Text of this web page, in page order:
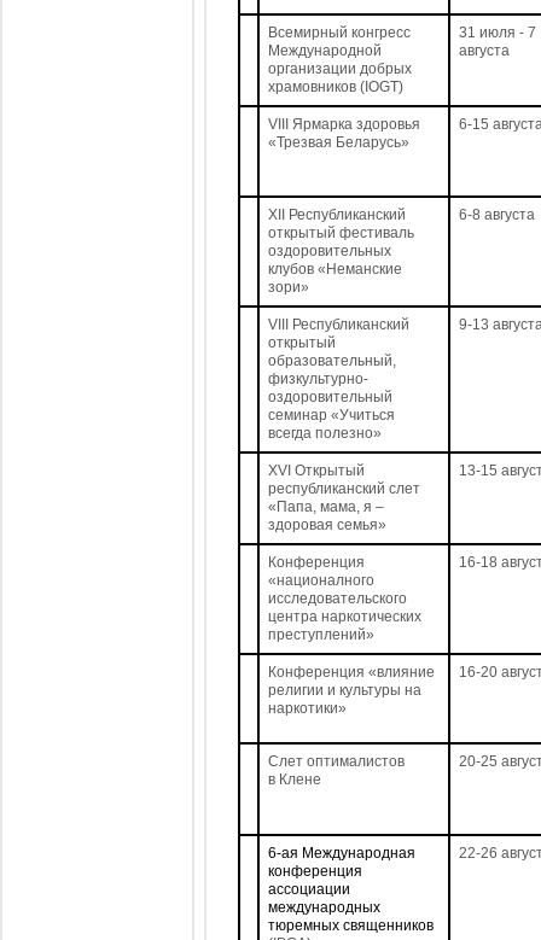
Всемирный конгресс
Международной
организации добрых
храмовников (IOGT)
31 июля - 7
августа
VIII Ярмарка здоровья
«Трезвая Беларусь»
6-15
XII Республиканский
открытый фестиваль
оздоровительных
клубов «Неманские
зори»
6-8 августа
VIII Республиканский
открытый
образовательный,
физкультурно-
оздоровительный
семинар «Учиться
всегда полезно»
9-13
XVI Открытый
республиканский слет
«Папа, мама, я –
здоровая семья»
13-15
Конференция
«националного
исследовательского
центра наркотических
преступлений»
16-18
Конференция «влияние
религии и культуры на
наркотики»
16-20
Слет оптималистов
в Клене
20-25
6-ая Международная
конференция
ассоциации
международных
тюремных священников
22-26